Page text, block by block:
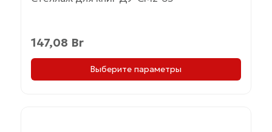
147,08 Br
Выберите параметры